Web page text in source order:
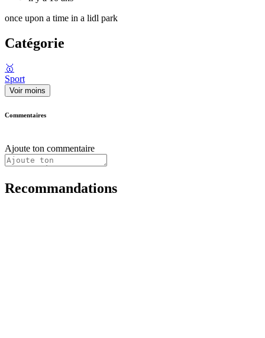
once upon a time in a lidl park
Catégorie
🥇
Sport
Voir moins
Commentaires
Ajoute ton commentaire
Recommandations